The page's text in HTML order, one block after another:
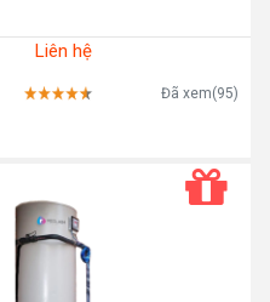
Liên hệ
Đã xem(95)